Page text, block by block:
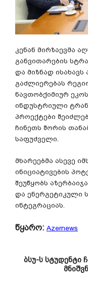
კენან მირზაევმა
განვითარების
და მიზნად
გაძლიერებას
ნავთობქიმიურ
ინდუსტრიული
პროექტები
ჩინეთს შორის
საფუძველი.
მხარეებმა ასევე
ინიციატივების
შეუწყობს
და ენერგეტიკული
ინტეგრაციას.
წყარო: Azernews
ბსუ-ს სტუდენტი